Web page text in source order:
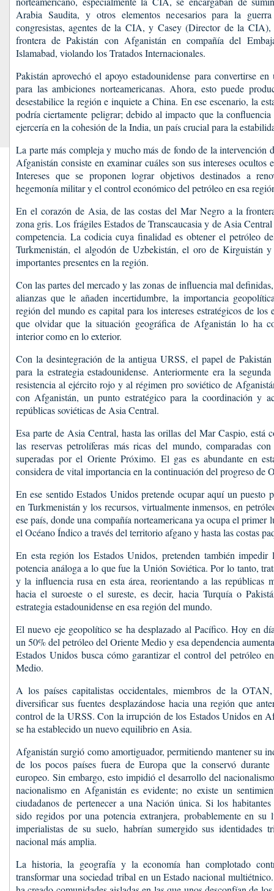
Arabia Saudita, y otros elementos necesarios para la guerra
congresistas, agentes de la CIA, y Casey (Director de la CIA),
frontera de Pakistán con Afganistán en compañía del
Islamabad, violando los Tratados Internacionales.
Pakistán aprovechó el apoyo estadounidense para convertirse
para las ambiciones norteamericanas. Ahora, esto puede
desestabilice la región e inquiete a China. En ese escenario, la
podría ciertamente peligrar; debido al impacto que la confluencia
ejercería en la cohesión de la India, un país crucial para la
La parte más compleja y mucho más de fondo de la intervención
Afganistán consiste en examinar cuáles son sus intereses
Intereses que se proponen lograr objetivos destinados a
hegemonía militar y el control económico del petróleo en esa
En el corazón de Asia, de las costas del Mar Negro a la
zona gris. Los frágiles Estados de Transcaucasia y de Asia
competencia. La codicia cuya finalidad es obtener el petróleo
Turkmenistán, el algodón de Uzbekistán, el oro de Kirguistán y
importantes presentes en la región.
Con las partes del mercado y las zonas de influencia mal
alianzas que le añaden incertidumbre, la importancia
región del mundo es capital para los intereses estratégicos de los
que olvidar que la situación geográfica de Afganistán lo ha
interior como en lo exterior.
Con la desintegración de la antigua URSS, el papel de
para la estrategia estadounidense. Anteriormente era la
resistencia al ejército rojo y al régimen pro soviético de
con Afganistán, un punto estratégico para la coordinación y
repúblicas soviéticas de Asia Central.
Esa parte de Asia Central, hasta las orillas del Mar Caspio, está
las reservas petrolíferas más ricas del mundo, comparadas
superadas por el Oriente Próximo. El gas es abundante en
considera de vital importancia en la continuación del progreso de
En ese sentido Estados Unidos pretende ocupar aquí un puesto
en Turkmenistán y los recursos, virtualmente inmensos, en
ese país, donde una compañía norteamericana ya ocupa el primer
el Océano Índico a través del territorio afgano y hasta las costas
En esta región los Estados Unidos, pretenden también impedir
potencia análoga a lo que fue la Unión Soviética. Por lo tanto,
y la influencia rusa en esta área, reorientando a las repúblicas
hacia el suroeste o el sureste, es decir, hacia Turquía o
estrategia estadounidense en esa región del mundo.
El nuevo eje geopolítico se ha desplazado al Pacífico. Hoy en
un 50% del petróleo del Oriente Medio y esa dependencia
Estados Unidos busca cómo garantizar el control del petróleo
Medio.
A los países capitalistas occidentales, miembros de la
diversificar sus fuentes desplazándose hacia una región que
control de la URSS. Con la irrupción de los Estados Unidos en
se ha establecido un nuevo equilibrio en Asia.
Afganistán surgió como amortiguador, permitiendo mantener su
de los pocos países fuera de Europa que la conservó
europeo. Sin embargo, esto impidió el desarrollo del
nacionalismo en Afganistán es evidente; no existe un
ciudadanos de pertenecer a una Nación única. Si los
sido regidos por una potencia extranjera, probablemente en su
imperialistas de su suelo, habrían sumergido sus identidades
nacional más amplia.
La historia, la geografía y la economía han complotado
transformar una sociedad tribal en un Estado nacional